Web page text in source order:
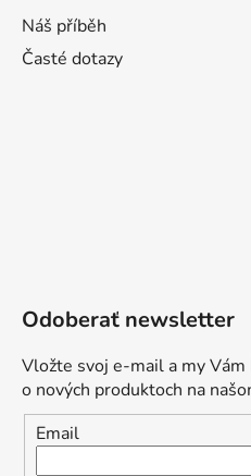
Náš příběh
Časté dotazy
Odoberať newsletter
Vložte svoj e-mail a my
o nových produktoch na
Email